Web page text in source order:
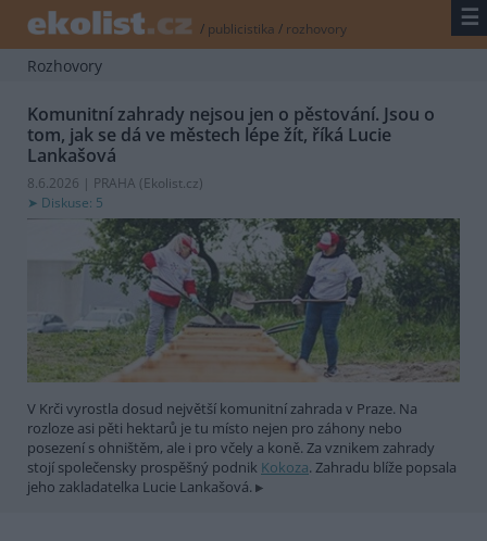
/ publicistika / rozhovory ☰
Rozhovory
Komunitní zahrady nejsou jen o pěstování. Jsou o
tom, jak se dá ve městech lépe žít, říká Lucie
Lankašová
8.6.2026 | PRAHA (Ekolist.cz)
Diskuse: 5
V Krči vyrostla dosud největší komunitní zahrada v Praze. Na
rozloze asi pěti hektarů je tu místo nejen pro záhony nebo
posezení s ohništěm, ale i pro včely a koně. Za vznikem zahrady
stojí společensky prospěšný podnik Kokoza. Zahradu blíže popsala
jeho zakladatelka Lucie Lankašová.